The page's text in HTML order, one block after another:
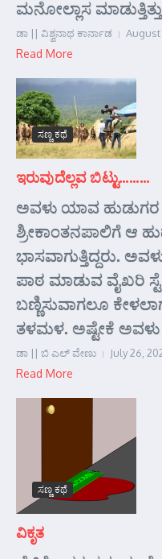
ಮನೋಲ್ಲಾಸ
ಡಾ || ವಿಶ್ವನಾಥ ಕಾರ್ನಾಡ August
Read More
ಸಣ್ಣ ಕಥೆ
ಇರುವುದೆಲ್ಲವ ಬಿಟ್ಟು………
ಅವಳು ಯಾವ
ಶ್ರೀಕಾಂತನಪಾಲಿಗೆ ಆ
ಭಾಸವಾಗುತ್ತಿದ್ದರು.
ಪಾಠ ಮಾಡುವ ವೈಖರಿ
ಬಣ್ಣಿಸುವಾಗಲೂ
ತಳಮಳ. ಅಷ್ಟೇಕೆ ಅವಳು
ಡಾ || ಬಿ ಎಲ್ ವೇಣು July 26,
Read More
ಸಣ್ಣ ಕಥೆ
ವಿಕೃತ